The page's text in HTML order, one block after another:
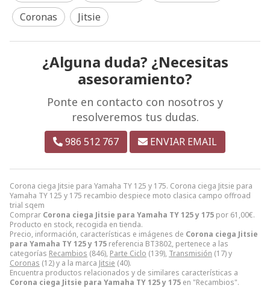
Corona ciega Jitsie para Yamaha TY 125 y 175. Corona ciega Jitsie para
Yamaha TY 125 y 175 recambio despiece moto clasica campo offroad
trial sqem
Comprar Corona ciega Jitsie para Yamaha TY 125 y 175 por 61,00€.
Producto en stock, recogida en tienda.
Precio, información, características e imágenes de Corona ciega Jitsie
para Yamaha TY 125 y 175 referencia BT3802, pertenece a las
categorías Recambios (846), Parte Ciclo (139), Transmisión (17) y
Coronas (12) y a la marca Jitsie (40).
Encuentra productos relacionados y de similares características a
Corona ciega Jitsie para Yamaha TY 125 y 175 en "Recambios".
Coronas
Jitsie
¿Alguna duda? ¿Necesitas
asesoramiento?
Ponte en contacto con nosotros y
resolveremos tus dudas.
986 512 767 ENVIAR EMAIL